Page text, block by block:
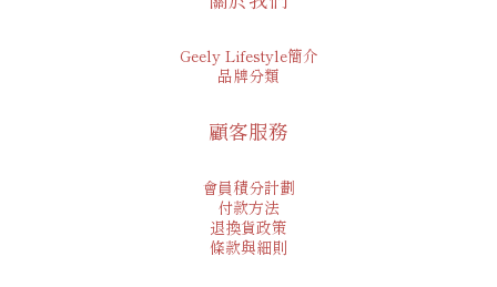
Geely Lifestyle簡介
品牌分類
顧客服務
會員積分計劃
付款方法
退換貨政策
條款與細則